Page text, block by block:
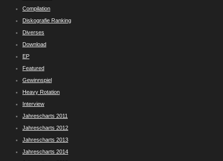
Compilation
Diskografie Ranking
Diverses
Download
EP
Featured
Gewinnspiel
Heavy Rotation
Interview
Jahrescharts 2011
Jahrescharts 2012
Jahrescharts 2013
Jahrescharts 2014